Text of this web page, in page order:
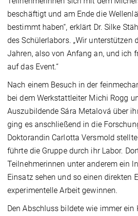
beschäftigt und am Ende die
bestimmt haben“, erklärt Dr. Silke
des Schülerlabors. „Wir unterstützen
Jahren, also von Anfang an, und ich
auf das Event.“
Nach einem Besuch in der
bei dem Werkstattleiter Michi Rogg
Auszubildende Sára Metalová über
ging es anschließend in die
Doktorandin Carlotta Versmold
führte die Gruppe durch ihr Labor.
Teilnehmerinnen unter anderem ein
Einsatz sehen und so einen direkten
experimentelle Arbeit gewinnen.
Den Abschluss bildete wie immer ein